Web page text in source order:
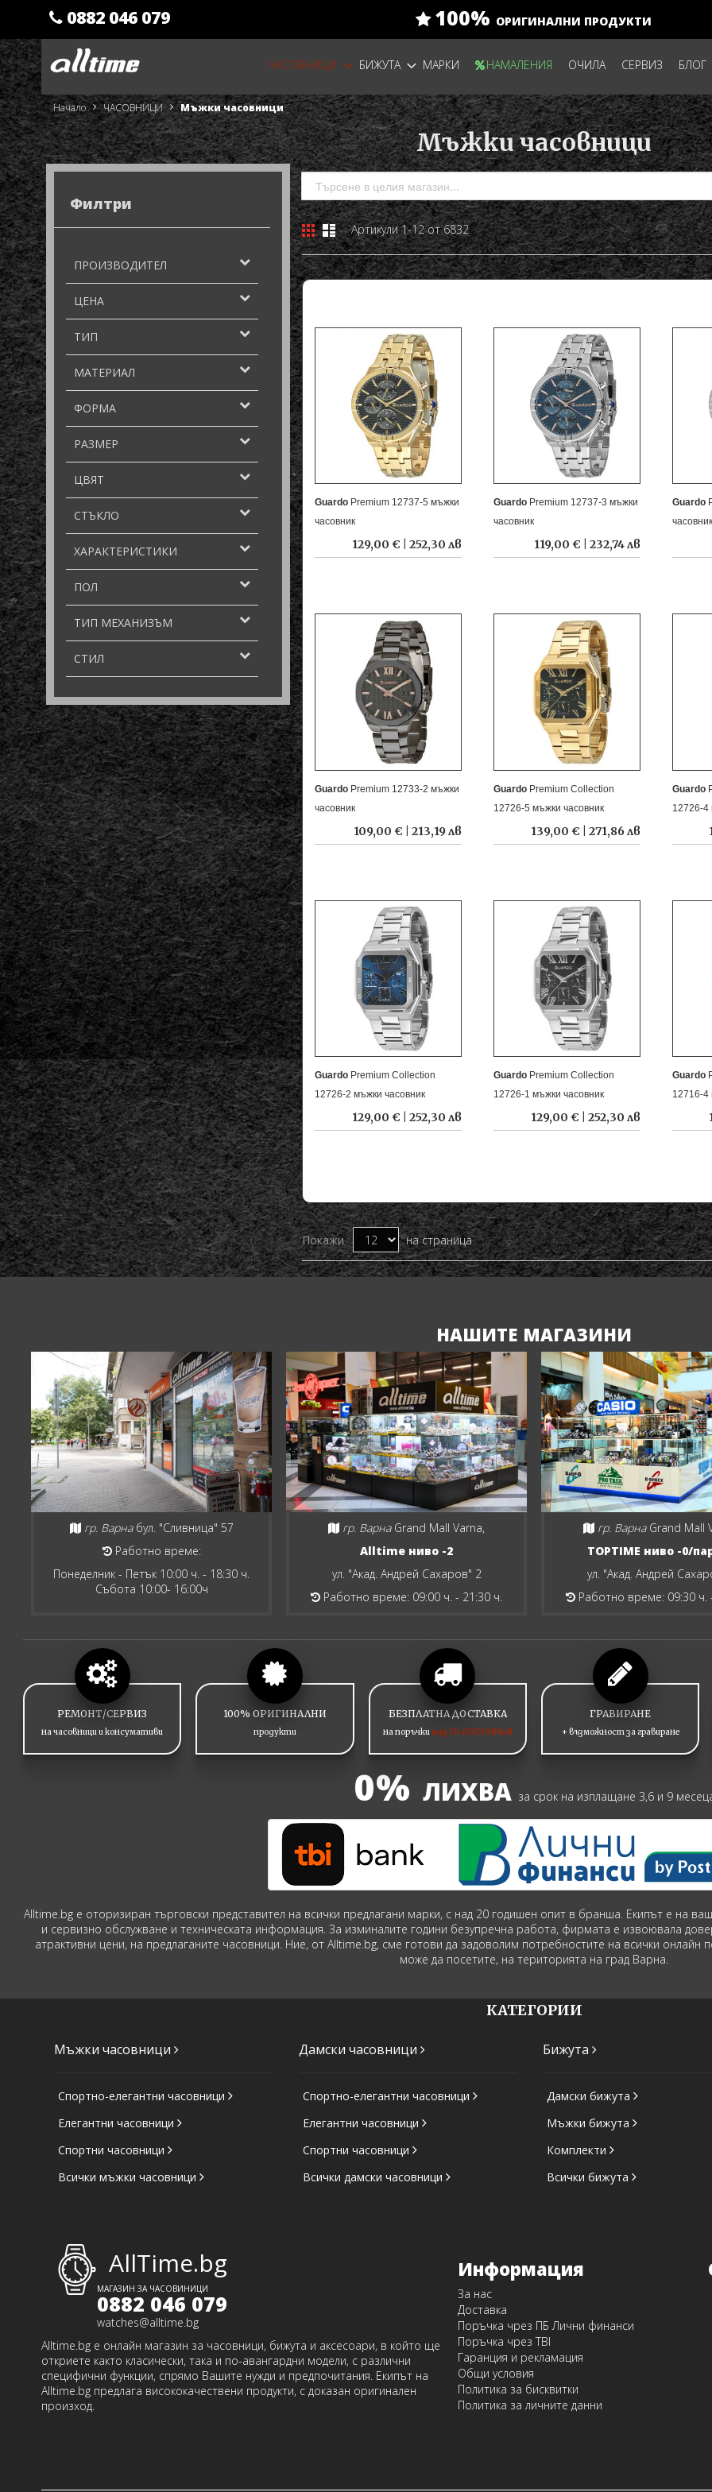
0882 046 079 100% ОРИГИНАЛНИ ПРОДУКТИ
Прескачане
към
съдържанието
ЧАСОВНИЦИ БИЖУТА МАРКИ НАМАЛЕНИЯ ОЧИЛА СЕРВИЗ
БЛОГ
Начало ЧАСОВНИЦИ Мъжки часовници
Мъжки часовници
Филтри
ПРОИЗВОДИТЕЛ
ЦЕНА
ТИП
МАТЕРИАЛ
ФОРМА
РАЗМЕР
ЦВЯТ
СТЪКЛО
ХАРАКТЕРИСТИКИ
ПОЛ
ТИП МЕХАНИЗЪМ
СТИЛ
Виж
като
Решетка
Списък
Артикули1-12от6832
Guardo Premium 12737-5 мъжки
часовник
129,00 € | 252,30 лв
Guardo Premium 12737-3 мъжки
часовник
119,00 € | 232,74 лв
Guardo
часовник
Guardo Premium 12733-2 мъжки
часовник
109,00 € | 213,19 лв
Guardo Premium Collection
12726-5 мъжки часовник
139,00 € | 271,86 лв
Guardo
12726-4
Guardo Premium Collection
12726-2 мъжки часовник
129,00 € | 252,30 лв
Guardo Premium Collection
12726-1 мъжки часовник
129,00 € | 252,30 лв
Guardo
12716-4
Покажи на страница
НАШИТЕ МАГАЗИНИ
гр. Варна бул. "Сливница" 57
Работно време:
Понеделник - Петък 10:00 ч. - 18:30 ч.
Събота 10:00- 16:00ч
гр. Варна Grand Mall Varna,
Alltime ниво -2
ул. "Акад. Андрей Сахаров" 2
Работно време: 09:00 ч. - 21:30 ч.
гр. Варна Grand Mall
TOPTIME ниво -0/
ул. "Акад. Андрей
Работно време: 09:30 ч.
РЕМОНТ/СЕРВИЗ
на часовници и консумативи
100% ОРИГИНАЛНИ
продукти
БЕЗПЛАТНА ДОСТАВКА
на поръчкинад 30.67€/59.90лв
ГРАВИРАНЕ
+ възможност за гравиране
0% ЛИХВА за срок на изплащане 3,6 и 9
Alltime.bg е оторизиран търговски представител на всички предлагани марки, с над 20 годишен опит в бранша. Екипът е на
и сервизно обслужване и техническата информация. За изминалите години безупречна работа, фирмата е извоювала
атрактивни цени, на предлаганите часовници. Ние, от Alltime.bg, сме готови да задоволим потребностите на всички
може да посетите, на територията на град Варна.
КАТЕГОРИИ
Мъжки часовници
Спортно-елегантни часовници
Елегантни часовници
Спортни часовници
Всички мъжки часовници
Дамски часовници
Спортно-елегантни часовници
Елегантни часовници
Спортни часовници
Всички дамски часовници
Бижута
Дамски бижута
Мъжки бижута
Комплекти
Всички бижута
AllTime.bg
МАГАЗИН ЗА ЧАСОВИНИЦИ
0882 046 079
watches@alltime.bg
Alltime.bg е онлайн магазин за часовници, бижута и аксесоари, в който ще
откриете както класически, така и по-авангардни модели, с различни
специфични функции, спрямо Вашите нужди и предпочитания. Екипът на
Alltime.bg предлага висококачествени продукти, с доказан оригинален
произход.
Информация
За нас
Доставка
Поръчка чрез ПБ Лични финанси
Поръчка чрез TBI
Гаранция и рекламация
Общи условия
Политика за бисквитки
Политика за личните данни